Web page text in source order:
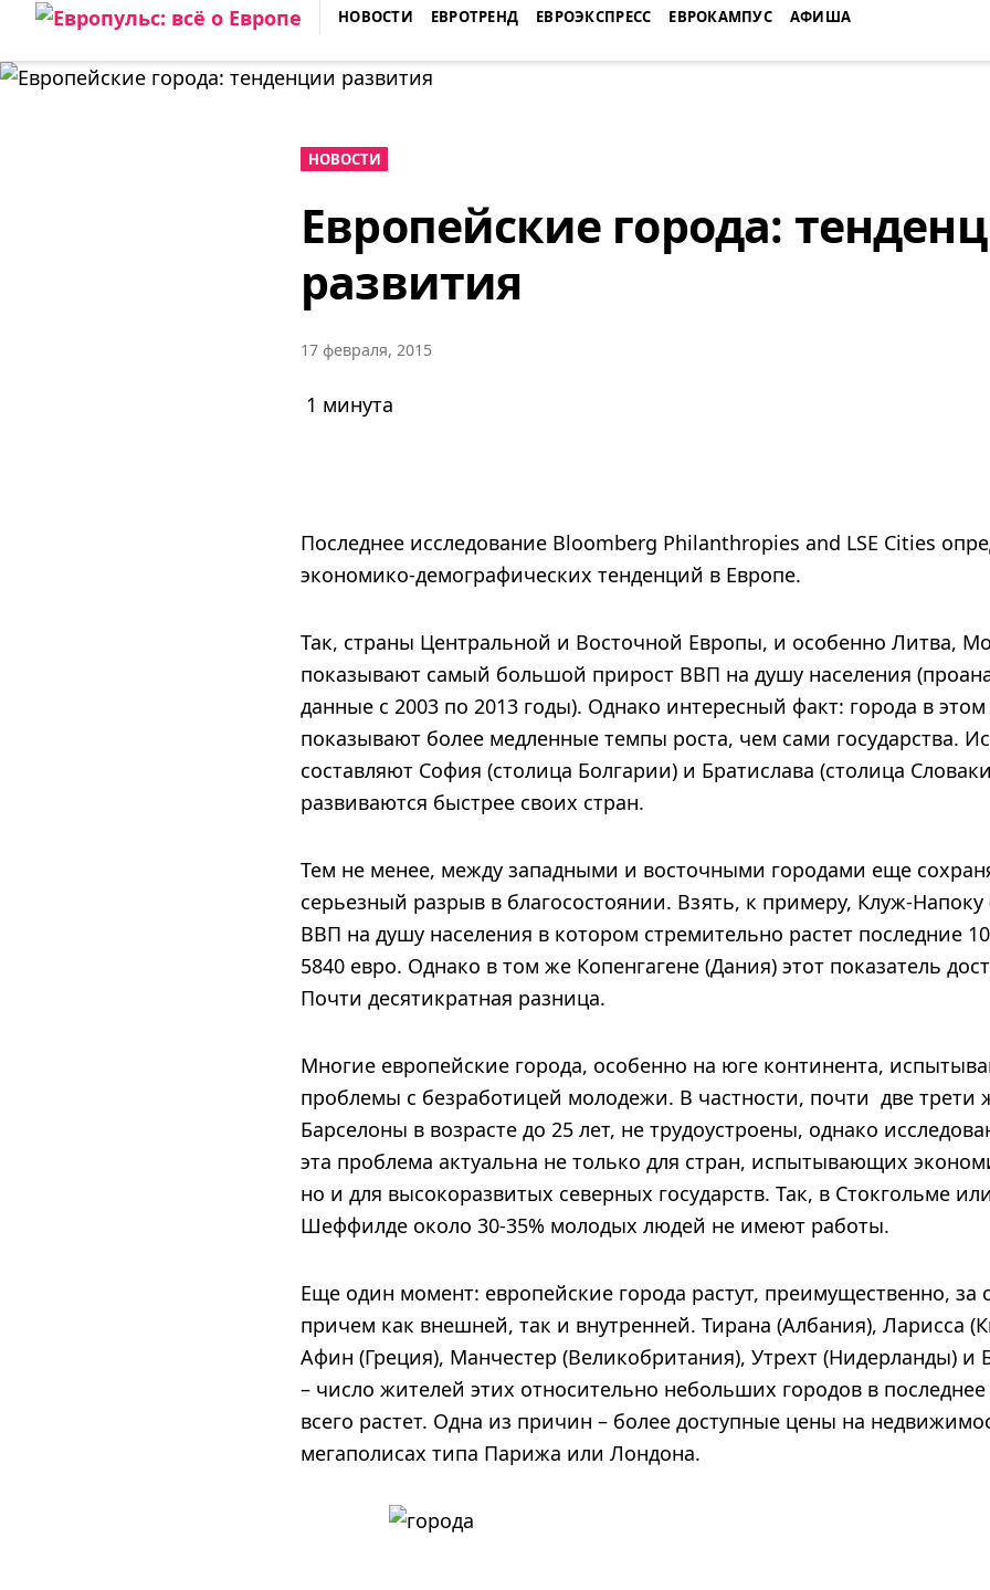
Skip
contentЕВРОПУЛЬС: ВСЁ О ЕВРОПЕ
НОВОСТИ ЕВРОТРЕНД ЕВРОЭКСПРЕСС ЕВРОКАМПУС АФИША
НОВОСТИ
Европейские города:
развития
17 февраля, 2015
1 минута
Последнее исследование Bloomberg Philanthropies and LSE Cities
экономико-демографических тенденций в Европе.
Так, страны Центральной и Восточной Европы, и особенно Литва,
показывают самый большой прирост ВВП на душу населения
данные с 2003 по 2013 годы). Однако интересный факт: города в
показывают более медленные темпы роста, чем сами государства.
составляют София (столица Болгарии) и Братислава (столица
развиваются быстрее своих стран.
Тем не менее, между западными и восточными городами еще
серьезный разрыв в благосостоянии. Взять, к примеру, Клуж-
ВВП на душу населения в котором стремительно растет последние
5840 евро. Однако в том же Копенгагене (Дания) этот показатель
Почти десятикратная разница.
Многие европейские города, особенно на юге континента,
проблемы с безработицей молодежи. В частности, почти две трети
Барселоны в возрасте до 25 лет, не трудоустроены, однако
эта проблема актуальна не только для стран, испытывающих
но и для высокоразвитых северных государств. Так, в Стокгольме
Шеффилде около 30-35% молодых людей не имеют работы.
Еще один момент: европейские города растут, преимущественно, за
причем как внешней, так и внутренней. Тирана (Албания), Ларисса
Афин (Греция), Манчестер (Великобритания), Утрехт (Нидерланды) и
– число жителей этих относительно небольших городов в
всего растет. Одна из причин – более доступные цены на
мегаполисах типа Парижа или Лондона.